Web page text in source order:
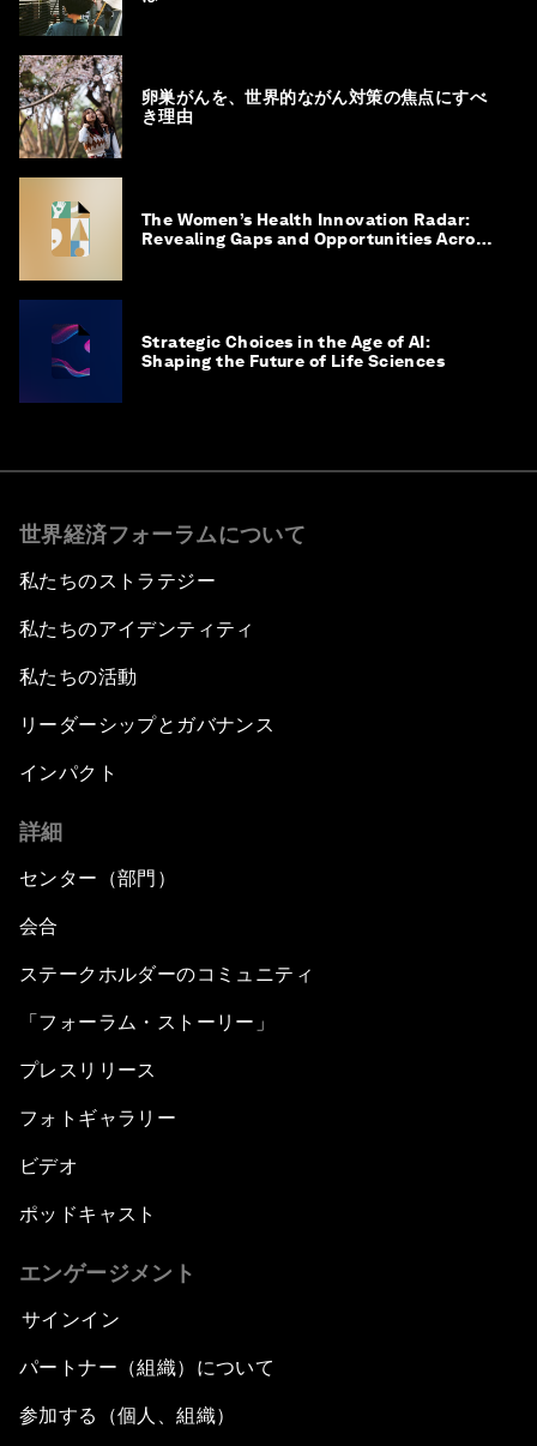
卵巣がんを、世界的ながん対策の焦点にすべ
き理由
The Women’s Health Innovation Radar:
Revealing Gaps and Opportunities Across
Strategic Choices in the Age of AI:
Shaping the Future of Life Sciences
世界経済フォーラムについて
私たちのストラテジー
私たちのアイデンティティ
私たちの活動
リーダーシップとガバナンス
インパクト
詳細
センター（部門）
会合
ステークホルダーのコミュニティ
「フォーラム・ストーリー」
プレスリリース
フォトギャラリー
ビデオ
ポッドキャスト
エンゲージメント
サインイン
パートナー（組織）について
参加する（個人、組織）